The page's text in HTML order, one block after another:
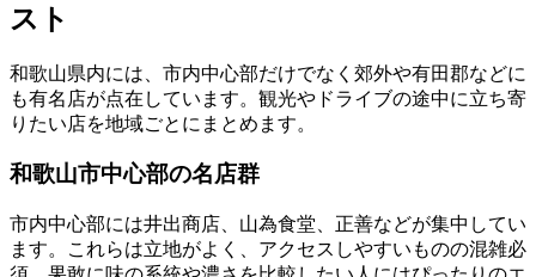
スト
和歌山県内には、市内中心部だけでなく郊外や有田郡などに
も有名店が点在しています。観光やドライブの途中に立ち寄
りたい店を地域ごとにまとめます。
和歌山市中心部の名店群
市内中心部には井出商店、山為食堂、正善などが集中してい
ます。これらは立地がよく、アクセスしやすいものの混雑必